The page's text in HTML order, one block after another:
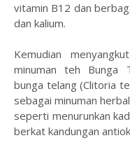
vitamin B12 dan
dan kalium.
Kemudian
minuman teh Bunga
bunga telang (Clitoria
sebagai minuman
seperti menurunkan
berkat kandungan